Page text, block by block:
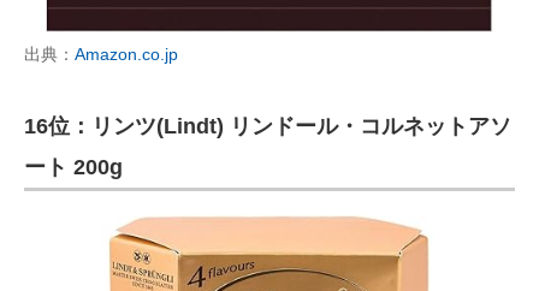
出典： Amazon.co.jp
16位：リンツ(Lindt) リンドール・コルネットアソ
ート 200g